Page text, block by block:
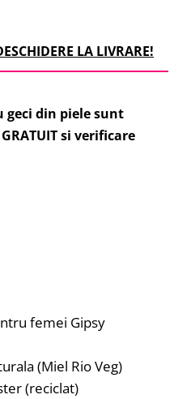
LA LIVRARE!
geci din piele sunt
si verificare
femei Gipsy
(Miel Rio Veg)
(reciclat)